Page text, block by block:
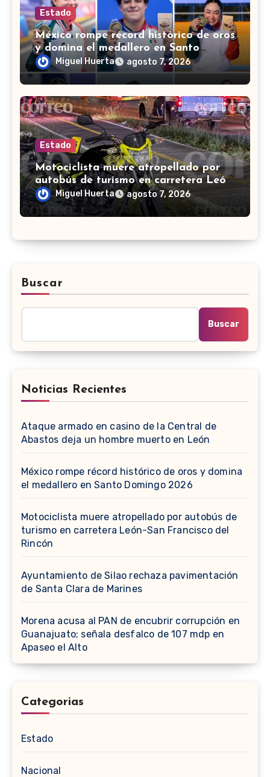
Estado
México rompe récord histórico de oros
y domina el medallero en Santo
Domingo 2026
Miguel Huerta agosto 7, 2026
Estado
Motociclista muere atropellado por
autobús de turismo en carretera León-
San Francisco del Rincón
Miguel Huerta agosto 7, 2026
Buscar
Buscar
Noticias Recientes
Ataque armado en casino de la Central de
Abastos deja un hombre muerto en León
México rompe récord histórico de oros y domina
el medallero en Santo Domingo 2026
Motociclista muere atropellado por autobús de
turismo en carretera León-San Francisco del
Rincón
Ayuntamiento de Silao rechaza pavimentación
de Santa Clara de Marines
Morena acusa al PAN de encubrir corrupción en
Guanajuato; señala desfalco de 107 mdp en
Apaseo el Alto
Categorias
Estado
Nacional